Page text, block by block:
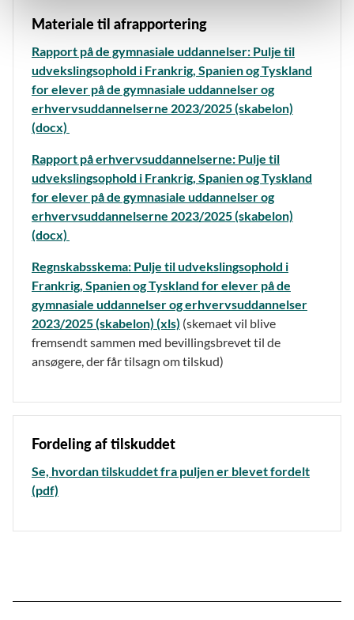
Materiale til afrapportering
Rapport på de gymnasiale uddannelser: Pulje til
udvekslingsophold i Frankrig, Spanien og Tyskland
for elever på de gymnasiale uddannelser og
erhvervsuddannelserne 2023/2025 (skabelon)
(docx)
Rapport på erhvervsuddannelserne: Pulje til
udvekslingsophold i Frankrig, Spanien og Tyskland
for elever på de gymnasiale uddannelser og
erhvervsuddannelserne 2023/2025 (skabelon)
(docx)
Regnskabsskema: Pulje til udvekslingsophold i
Frankrig, Spanien og Tyskland for elever på de
gymnasiale uddannelser og erhvervsuddannelser
2023/2025 (skabelon) (xls) (skemaet vil blive
fremsendt sammen med bevillingsbrevet til de
ansøgere, der får tilsagn om tilskud)
Fordeling af tilskuddet
Se, hvordan tilskuddet fra puljen er blevet fordelt
(pdf)